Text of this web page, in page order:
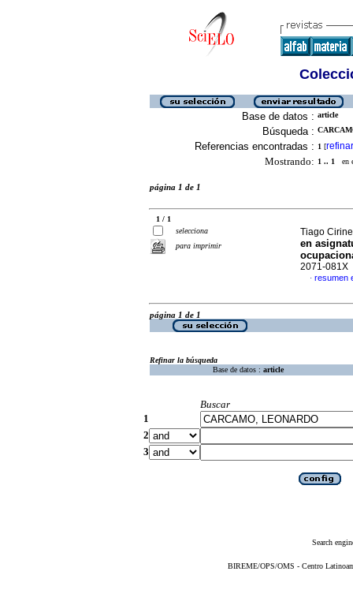
Base de datos : article
Búsqueda :
Referencias encontradas : 1 [refinar
Mostrando: 1 .. 1 en
página 1 de 1
1 / 1
selecciona
para imprimir
Tiago
en
2071-081X
· resumen
página 1 de 1
Refinar la búsqueda
Base de datos : article
Buscar
1
2
3
Search
BIREME/OPS/OMS - Centro